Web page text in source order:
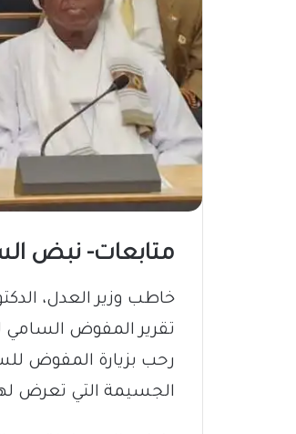
متابعات- نبض
​خاطب وزير العدل،
رحب بزيارة المفوض
الجسيمة التي تعرض